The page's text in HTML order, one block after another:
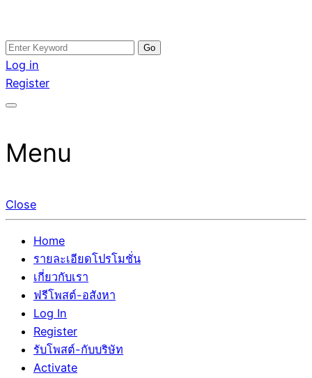
Skip
to
content
อสังหาโพสต์ รีวิวเยอะ รับจ้างโพสต์ขายบ้าน รับจ้างโพสต์อสัง
หา แตกต่างอย่างตั้งใจ รับรองผล อันดับ1 การโพสต์ขายอสังหา
กับทีมงานบริษัท บ้าน ที่ดิน คอนโด ติดGoogleหน้าแรกได้จริงๆ
รับจ้างโพสอสังหา ขายบ้าน อสังหาโพสต์ เชื่อถือได้จริง รับ
โพสต์ ที่ดิน กับทีมงานบริษัท ถูกและดีที่สุด ไม่มีค่านายหน้า
ขายได้จริงๆ ช่วยสร้างโอกาสในการขายได้มากกว่า ที่เดียว ที่
Search
for:
Log in
Register
Menu
Close
Home
รายละเอียดโปรโมชั่น
เกี่ยวกับเรา
ฟรีโพสต์-อสังหา
Log In
Register
รับโพสต์-กับบริษัท
Activate